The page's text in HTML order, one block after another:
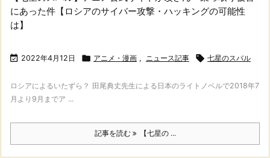
にあった件【ロシアのサイバー攻撃・ハッキングの可能性
は】
 2022年4月12日  アニメ・漫画 , ニュース記事  七星のスバル
ロシアによるいたずら？ 田尾典丈先生による日本のライトノベルで2018年7
月より9月までア ...
記事を読む 【七星の ...